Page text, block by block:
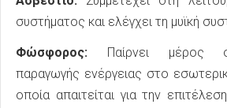
συστήματος και ελέγχει τη μυϊκή
Φώσφορος: Παίρνει μέρος
παραγωγής ενέργειας στο
οποία απαιτείται για την